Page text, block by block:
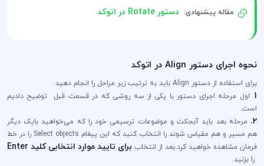
مقاله پیشنهادی: دستور Rotate در اتوکد
نحوه اجرای دستور Align در اتوکد
برای استفاده از دستور Align باید به ترتیب زیر مراحل را انجام دهید.
1. اول مرحله اجرای دستور با یکی از سه روشی که در قسمت قبل توضیح دادیم
است.
2. مرحله بعد باید آبجکت و موضوعات ترسیمی خود را که می‌خواهید بایک دیگر
هم مسیر و هم مقیاس شوند را انتخاب کنید که این پیغام Select objects را در خط
فرمان مشاهده خواهید کرد.بعد از انتخاب برای تایید موارد انتخابی کلید Enter
را بزنید.